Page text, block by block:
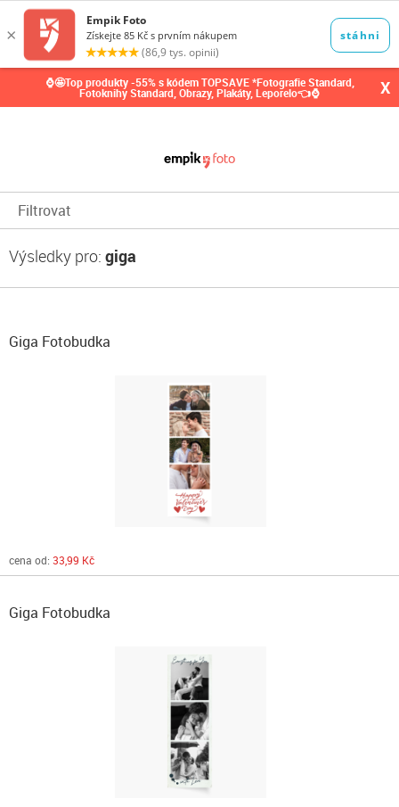
⌚🤩Top produkty -55% s kódem TOPSAVE *Fotografie Standard,
Fotoknihy Standard, Obrazy, Plakáty, Leporelo👈⌚ X
Filtrovat
Výsledky pro: giga
Giga Fotobudka
cena od: 33,99 Kč
Giga Fotobudka